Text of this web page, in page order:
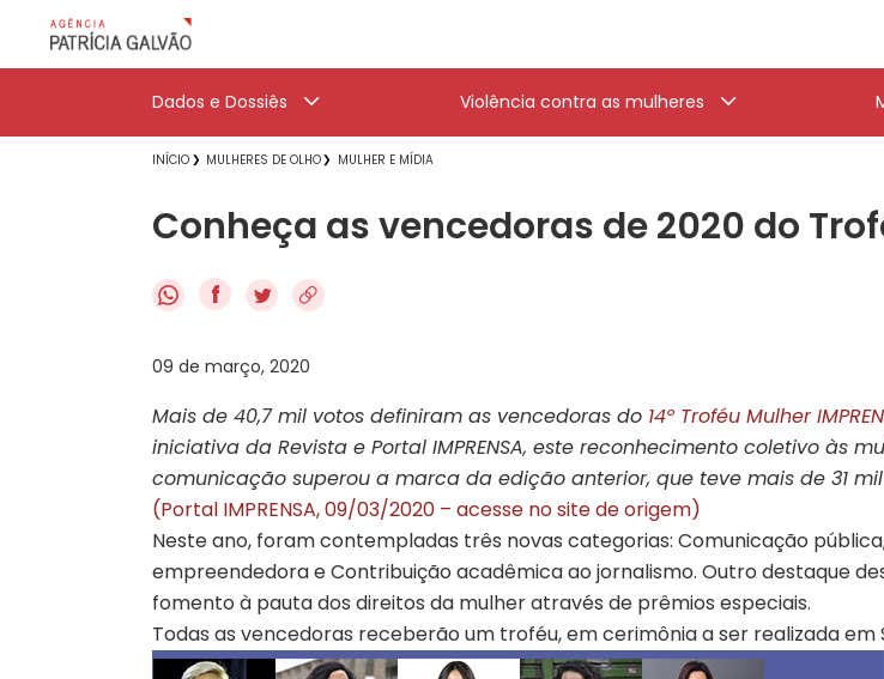
Dados e Dossiês Violência contra as mulheres
INÍCIO MULHERES DE OLHO MULHER E MÍDIA
Conheça as vencedoras de 2020 do
f
09 de março, 2020
Mais de 40,7 mil votos definiram as vencedoras do 14º Troféu Mulher
iniciativa da Revista e Portal IMPRENSA, este reconhecimento coletivo às
comunicação superou a marca da edição anterior, que teve mais de 31 mil
(Portal IMPRENSA, 09/03/2020 – acesse no site de origem)
Neste ano, foram contempladas três novas categorias: Comunicação
empreendedora e Contribuição acadêmica ao jornalismo. Outro destaque
fomento à pauta dos direitos da mulher através de prêmios especiais.
Todas as vencedoras receberão um troféu, em cerimônia a ser realizada em